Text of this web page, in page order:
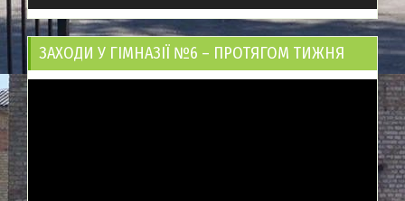
ЗАХОДИ У ГІМНАЗІЇ №6 – ПРОТЯГОМ ТИЖНЯ